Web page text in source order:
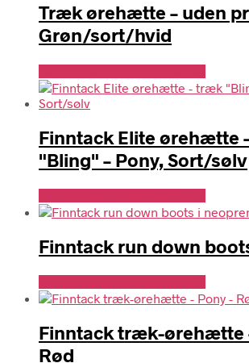
Træk ørehætte – uden
Grøn/sort/hvid
Finntack Elite ørehætte
"Bling" – Pony, Sort/sølv
Finntack run down
Finntack træk-ørehætte
Rød